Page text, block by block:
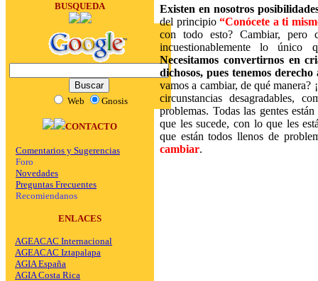
BUSQUEDA
Web Gnosis
CONTACTO
Comentarios y Sugerencias
Foro
Novedades
Preguntas Frecuentes
Recomiendanos
ENLACES
AGEACAC Internacional
AGEACAC Iztapalapa
AGIA España
AGIA Costa Rica
Existen en nosotros
del principio “Conócete a ti
con todo esto? Cambiar, pero
incuestionablemente lo único
Necesitamos convertirnos en
dichosos, pues tenemos
vamos a cambiar, de qué
circunstancias desagradables,
problemas. Todas las gentes
que les sucede, con lo que les
que están todos llenos de
cambiar.